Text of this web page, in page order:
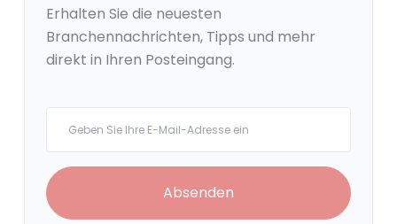
Erhalten Sie die neuesten
Branchennachrichten, Tipps und mehr
direkt in Ihren Posteingang.
Absenden